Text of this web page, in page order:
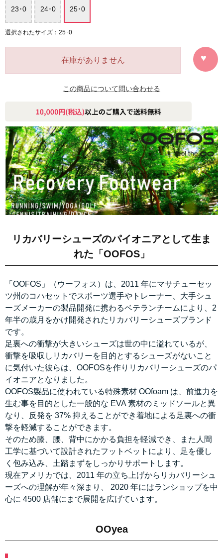
23･0 24･0 25･0
選択されたサイズ：25･0
在庫がありません
この商品について問い合わせる
リカバリーシューズのパイオニアとして生ま
れた「OOFOS」
「OOFOS」（ウーフォス）は、2011 年にマサチューセッ
ツ州のコハセットでスポーツ選手やトレーナー、大手シュ
ーズメーカーの製品開発に携わるベテランチームにより、2
年半の歳月をかけ開発されたリカバリーシューズブランド
です。
足裏への衝撃が大きいシューズは世の中に溢れているが、
衝撃を吸収しリカバリーを目的とするシューズがないこと
に気付いた彼らは、OOFOSを作りリカバリーシューズのパ
イオニアとなりました。
OOFOS製品に使われている特殊素材 OOfoam は、前進力を
生む事を目的とした一般的な EVA 素材のミッドソールと異
なり、反発を 37% 抑えることができ着地による足裏への衝
撃を軽減することができます。
そのため膝、腰、背中にかかる負担を軽減でき、また人間
工学に基づいて設計されたフットベットにより、足を優し
く包み込み、土踏まずをしっかりサポートします。
現在アメリカでは、2011 年の立ち上げからリカバリーシュ
ーズへの理解が年々深まり、 2020 年にはランショップを中
心に 4500 店舗にまで展開を広げています。
OOyea